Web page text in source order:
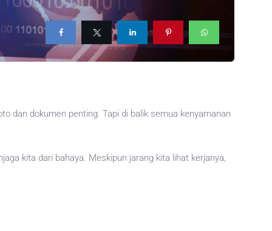
dan dokumen penting. Tapi di balik semua kenyamanan
kita dari bahaya. Meskipun jarang kita lihat kerjanya,